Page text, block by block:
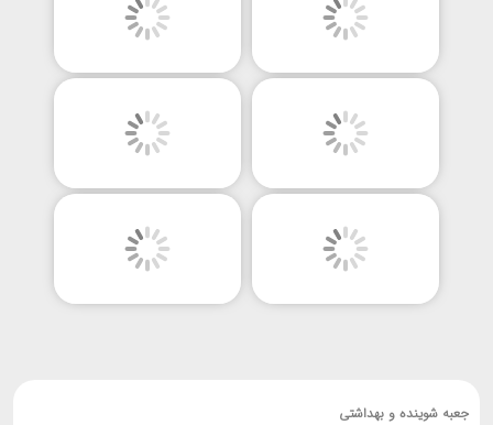
جعبه شوینده و بهداشتی